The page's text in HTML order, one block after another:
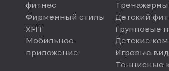
фитнес
Фирменный стиль
XFIT
Мобильное
приложение
Детский
Групповые
Детские
Игровые
Теннисные